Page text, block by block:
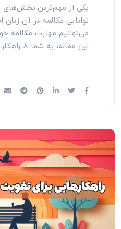
یکی از مهم‌ترین بخش‌های
توانایی مکالمه در آن
می‌توانیم مهارت مکالمه
این مقاله، به شما ۸ راهکار…